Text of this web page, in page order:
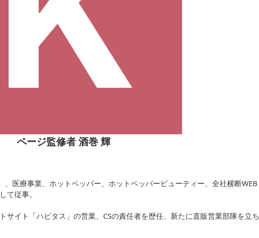
ページ監修者 酒巻 輝
医療事業、ホットペッパー、ホットペッパービューティー、全社横断WEB
て従事。
サイト「ハピタス」の営業、CSの責任者を歴任、新たに直販営業部隊を立ち